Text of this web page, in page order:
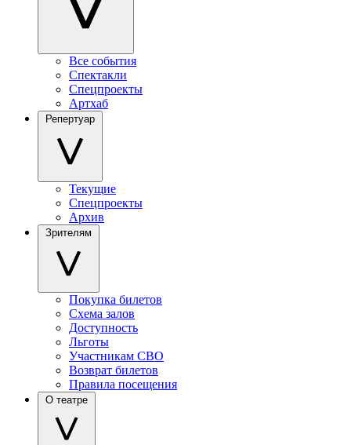
Все события
Спектакли
Спецпроекты
Артхаб
Репертуар
Текущие
Спецпроекты
Архив
Зрителям
Покупка билетов
Схема залов
Доступность
Льготы
Участникам СВО
Возврат билетов
Правила посещения
О театре